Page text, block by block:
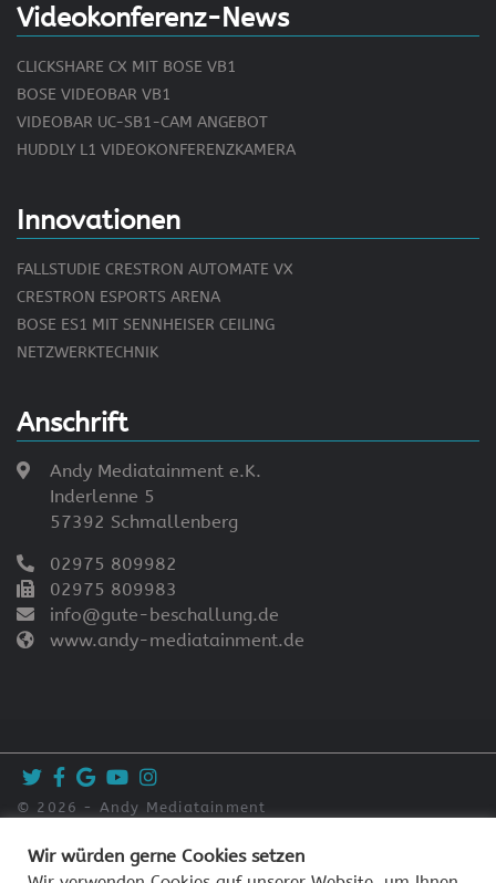
Anschrift
Andy Mediatainment e.K.
Inderlenne 5
57392 Schmallenberg
02975 809982
02975 809983
info@gute-beschallung.de
www.andy-mediatainment.de
Videokonferenz-News
Innovationen
CLICKSHARE CX MIT BOSE VB1
BOSE VIDEOBAR VB1
VIDEOBAR UC-SB1-CAM ANGEBOT
HUDDLY L1 VIDEOKONFERENZKAMERA
FALLSTUDIE CRESTRON AUTOMATE VX
CRESTRON ESPORTS ARENA
BOSE ES1 MIT SENNHEISER CEILING
NETZWERKTECHNIK
© 2026 - Andy Mediatainment
Wir würden gerne Cookies setzen